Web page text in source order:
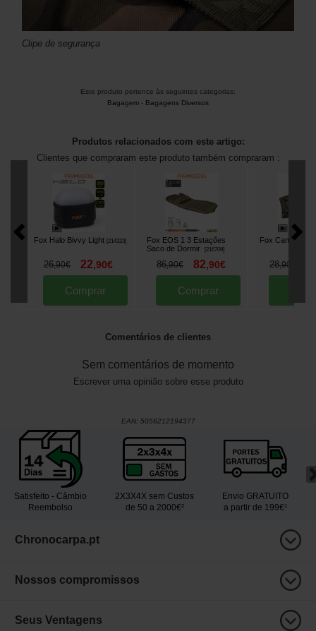
Clipe de segurança
Este produto pertence às seguintes categorias:
Bagagem - Bagagens Diversos
Produtos relacionados com este artigo:
Clientes que compraram este produto também compraram :
Fox Halo Bivvy Light [214323]
26,90€ 22,90€
Comprar
Fox EOS 1 3 Estações
Saco de Dormir
[216709]
86,90€ 82,90€
Comprar
Fox Camolite
28,90
Comentários de clientes
Sem comentários de momento
Escrever uma opinião sobre esse produto
EAN: 5056212194377
Satisfeito - Câmbio
Reembolso
2X3X4X sem Custos
de 50 a 2000€²
Envio GRATUITO
a partir de 199€¹
Chronocarpa.pt
Nossos compromissos
Seus Ventagens